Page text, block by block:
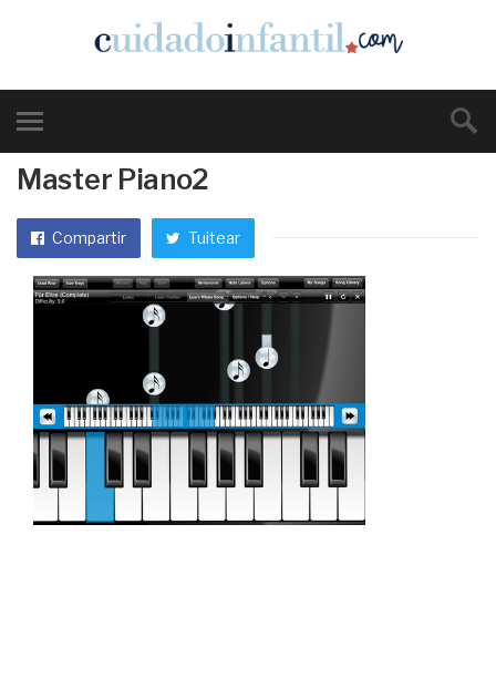
Master Piano2
Compartir Tuitear